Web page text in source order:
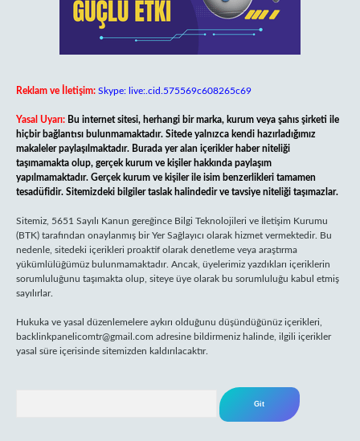
Reklam ve İletişim: Skype: live:.cid.575569c608265c69
Yasal Uyarı: Bu internet sitesi, herhangi bir marka, kurum veya şahıs şirketi ile
hiçbir bağlantısı bulunmamaktadır. Sitede yalnızca kendi hazırladığımız
makaleler paylaşılmaktadır. Burada yer alan içerikler haber niteliği
taşımamakta olup, gerçek kurum ve kişiler hakkında paylaşım
yapılmamaktadır. Gerçek kurum ve kişiler ile isim benzerlikleri tamamen
tesadüfidir. Sitemizdeki bilgiler taslak halindedir ve tavsiye niteliği taşımazlar.
Sitemiz, 5651 Sayılı Kanun gereğince Bilgi Teknolojileri ve İletişim Kurumu
(BTK) tarafından onaylanmış bir Yer Sağlayıcı olarak hizmet vermektedir. Bu
nedenle, sitedeki içerikleri proaktif olarak denetleme veya araştırma
yükümlülüğümüz bulunmamaktadır. Ancak, üyelerimiz yazdıkları içeriklerin
sorumluluğunu taşımakta olup, siteye üye olarak bu sorumluluğu kabul etmiş
sayılırlar.
Hukuka ve yasal düzenlemelere aykırı olduğunu düşündüğünüz içerikleri,
backlinkpanelicomtr@gmail.com adresine bildirmeniz halinde, ilgili içerikler
yasal süre içerisinde sitemizden kaldırılacaktır.